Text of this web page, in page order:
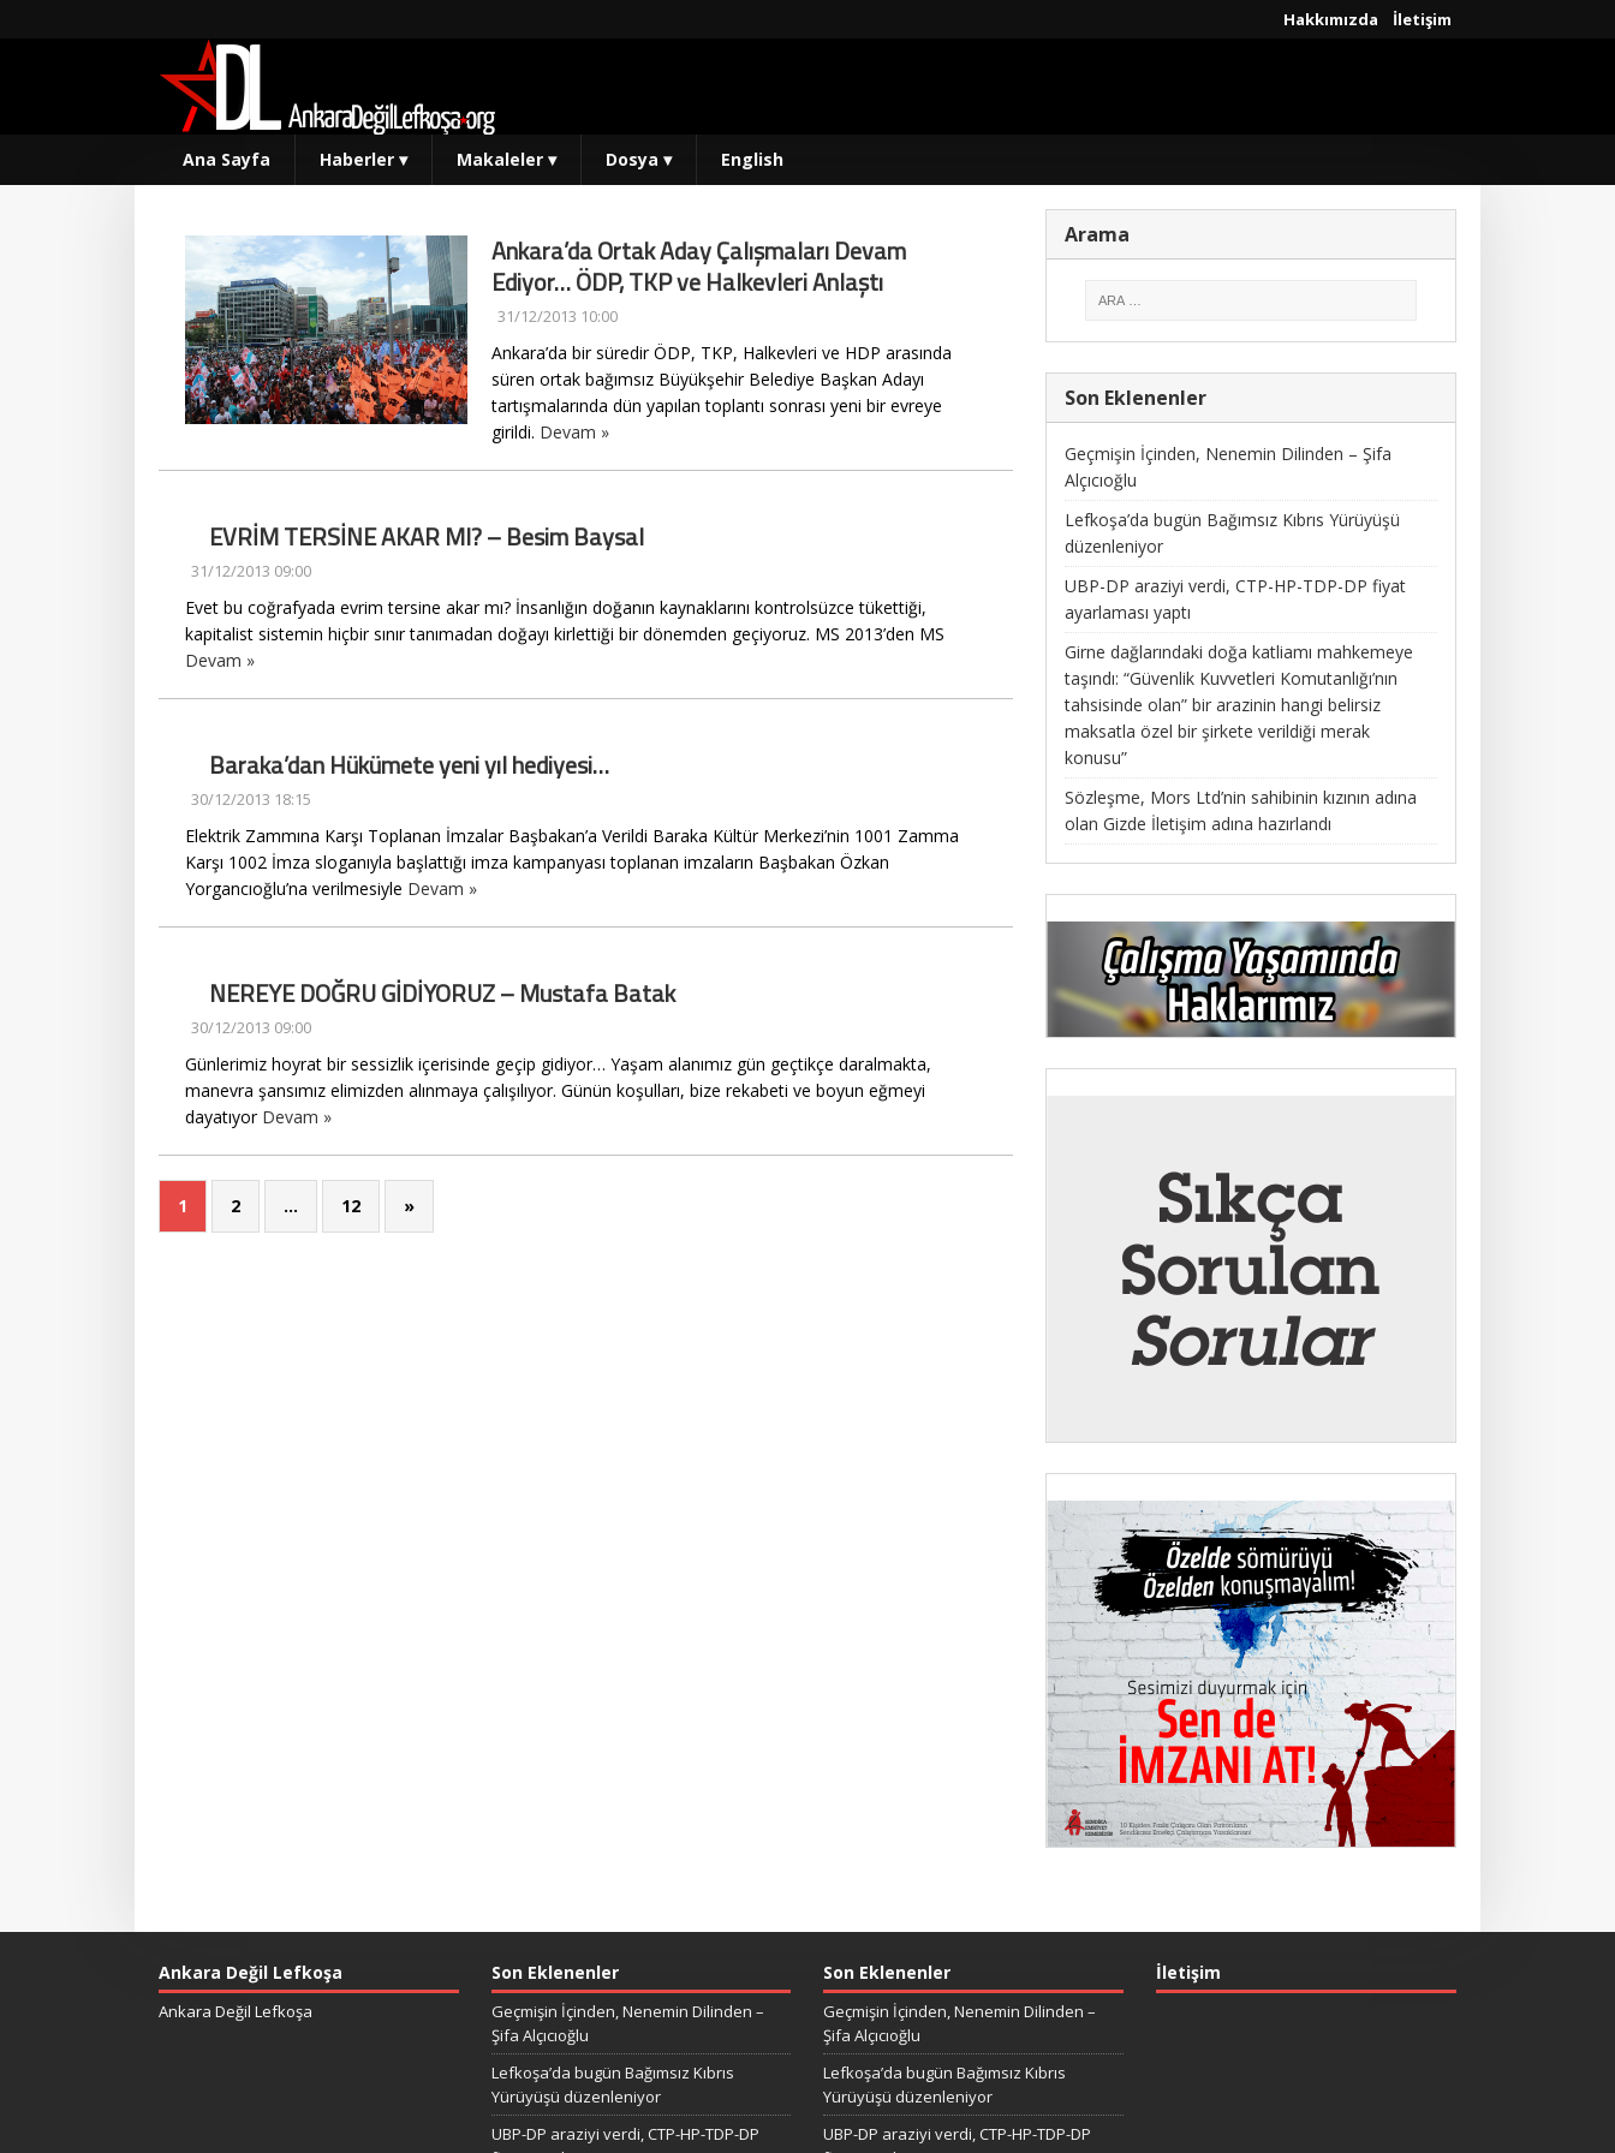
Hakkımızda İletişim
Ana Sayfa Haberler ▾ Makaleler ▾ Dosya ▾ English
Ankara’da Ortak Aday Çalışmaları Devam
Ediyor… ÖDP, TKP ve Halkevleri Anlaştı
31/12/2013 10:00
Ankara’da bir süredir ÖDP, TKP, Halkevleri ve HDP arasında
süren ortak bağımsız Büyükşehir Belediye Başkan Adayı
tartışmalarında dün yapılan toplantı sonrası yeni bir evreye
girildi. Devam »
EVRİM TERSİNE AKAR MI? – Besim Baysal
31/12/2013 09:00
Evet bu coğrafyada evrim tersine akar mı? İnsanlığın doğanın kaynaklarını kontrolsüzce tükettiği,
kapitalist sistemin hiçbir sınır tanımadan doğayı kirlettiği bir dönemden geçiyoruz. MS 2013’den MS
Devam »
Baraka’dan Hükümete yeni yıl hediyesi…
30/12/2013 18:15
Elektrik Zammına Karşı Toplanan İmzalar Başbakan’a Verildi Baraka Kültür Merkezi’nin 1001 Zamma
Karşı 1002 İmza sloganıyla başlattığı imza kampanyası toplanan imzaların Başbakan Özkan
Yorgancıoğlu’na verilmesiyle Devam »
NEREYE DOĞRU GİDİYORUZ – Mustafa Batak
30/12/2013 09:00
Günlerimiz hoyrat bir sessizlik içerisinde geçip gidiyor… Yaşam alanımız gün geçtikçe daralmakta,
manevra şansımız elimizden alınmaya çalışılıyor. Günün koşulları, bize rekabeti ve boyun eğmeyi
dayatıyor Devam »
1 2 … 12 »
Arama
Son Eklenenler
Geçmişin İçinden, Nenemin Dilinden – Şifa
Alçıcıoğlu
Lefkoşa’da bugün Bağımsız Kıbrıs Yürüyüşü
düzenleniyor
UBP-DP araziyi verdi, CTP-HP-TDP-DP fiyat
ayarlaması yaptı
Girne dağlarındaki doğa katliamı mahkemeye
taşındı: “Güvenlik Kuvvetleri Komutanlığı’nın
tahsisinde olan” bir arazinin hangi belirsiz
maksatla özel bir şirkete verildiği merak
konusu”
Sözleşme, Mors Ltd’nin sahibinin kızının adına
olan Gizde İletişim adına hazırlandı
Ankara Değil Lefkoşa
Ankara Değil Lefkoşa
Son Eklenenler
Geçmişin İçinden, Nenemin Dilinden –
Şifa Alçıcıoğlu
Lefkoşa’da bugün Bağımsız Kıbrıs
Yürüyüşü düzenleniyor
UBP-DP araziyi verdi, CTP-HP-TDP-DP
Son Eklenenler
Geçmişin İçinden, Nenemin Dilinden –
Şifa Alçıcıoğlu
Lefkoşa’da bugün Bağımsız Kıbrıs
Yürüyüşü düzenleniyor
UBP-DP araziyi verdi, CTP-HP-TDP-DP
İletişim